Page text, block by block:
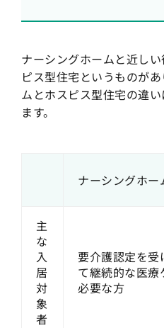
ナーシングホームと近し
ピス型住宅というものが
ムとホスピス型住宅の違
ます。
ナーシングホー
主
な
入
居
対
象
者
要介護認定を受
て継続的な医療
必要な方